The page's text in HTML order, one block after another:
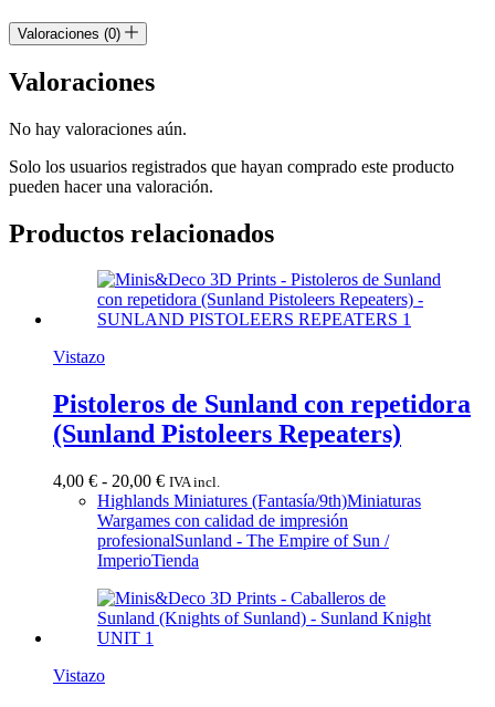
Valoraciones (0)
Valoraciones
No hay valoraciones aún.
Solo los usuarios registrados que hayan comprado este producto
pueden hacer una valoración.
Productos relacionados
Vistazo
Pistoleros de Sunland con repetidora
(Sunland Pistoleers Repeaters)
4,00 € - 20,00 €Rango
de
precios:
desde
4,00 €
20,00 €
IVA incl.
Highlands Miniatures (Fantasía/9th)Miniaturas
Wargames con calidad de impresión
profesionalSunland - The Empire of Sun /
ImperioTienda
Vistazo